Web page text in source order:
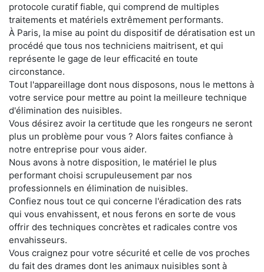
protocole curatif fiable, qui comprend de multiples
traitements et matériels extrêmement performants.
À Paris, la mise au point du dispositif de dératisation est un
procédé que tous nos techniciens maitrisent, et qui
représente le gage de leur efficacité en toute
circonstance.
Tout l'appareillage dont nous disposons, nous le mettons à
votre service pour mettre au point la meilleure technique
d'élimination des nuisibles.
Vous désirez avoir la certitude que les rongeurs ne seront
plus un problème pour vous ? Alors faites confiance à
notre entreprise pour vous aider.
Nous avons à notre disposition, le matériel le plus
performant choisi scrupuleusement par nos
professionnels en élimination de nuisibles.
Confiez nous tout ce qui concerne l'éradication des rats
qui vous envahissent, et nous ferons en sorte de vous
offrir des techniques concrètes et radicales contre vos
envahisseurs.
Vous craignez pour votre sécurité et celle de vos proches
du fait des drames dont les animaux nuisibles sont à